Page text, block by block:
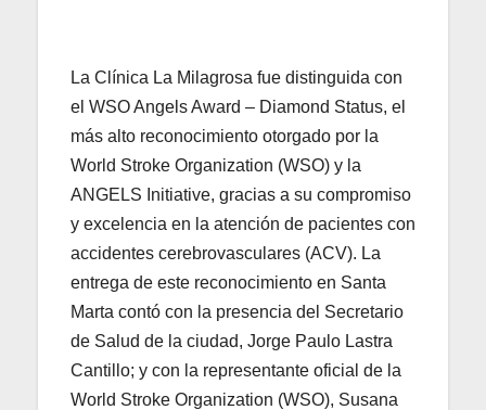
La Clínica La Milagrosa fue distinguida con
el WSO Angels Award – Diamond Status, el
más alto reconocimiento otorgado por la
World Stroke Organization (WSO) y la
ANGELS Initiative, gracias a su compromiso
y excelencia en la atención de pacientes con
accidentes cerebrovasculares (ACV). La
entrega de este reconocimiento en Santa
Marta contó con la presencia del Secretario
de Salud de la ciudad, Jorge Paulo Lastra
Cantillo; y con la representante oficial de la
World Stroke Organization (WSO), Susana